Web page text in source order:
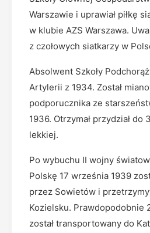
Warszawie i uprawiał piłkę
w klubie AZS Warszawa.
z czołowych siatkarzy w
Absolwent Szkoły
Artylerii z 1934. Został
podporucznika ze
1936. Otrzymał przydział do
lekkiej.
Po wybuchu II wojny
Polskę 17 września 1939
przez Sowietów i
Kozielsku. Prawdopodobnie
został transportowany do